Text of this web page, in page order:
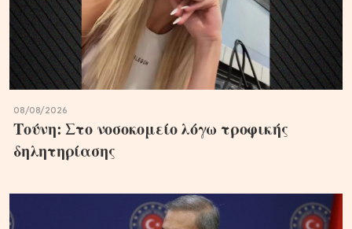
08/08/2026
Τούνη: Στο νοσοκομείο λόγω τροφικής
δηλητηρίασης